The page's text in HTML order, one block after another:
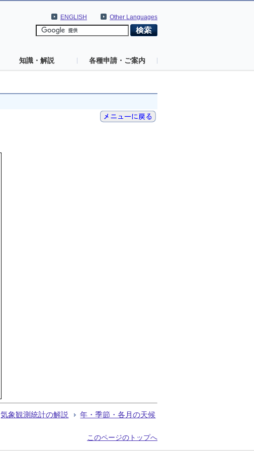
Other Languages
ENGLISH
知識・解説 各種申請・ご案内
気象観測統計の解説 年・季節・各月の天候
このページのトップへ